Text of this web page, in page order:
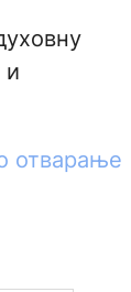
и
отварање